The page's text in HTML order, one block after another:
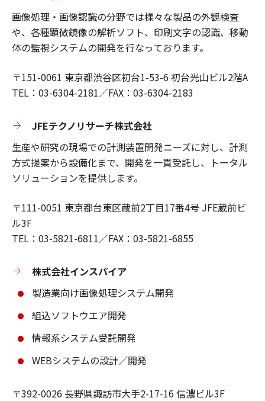
画像処理・画像認識の分野では様々な製品の外観検査
や、各種顕微鏡像の解析ソフト、印刷文字の認識、移動
体の監視システムの開発を行なっております。
〒151-0061 東京都渋谷区初台1-53-6 初台光山ビル2階A
TEL：03-6304-2181／FAX：03-6304-2183
JFEテクノリサーチ株式会社
生産や研究の現場での計測装置開発ニーズに対し、計測
方式提案から設備化まで、開発を一貫受託し、トータル
ソリューションを提供します。
〒111-0051 東京都台東区蔵前2丁目17番4号 JFE蔵前ビ
ル3F
TEL：03-5821-6811／FAX：03-5821-6855
株式会社インスパイア
製造業向け画像処理システム開発
組込ソフトウエア開発
情報系システム受託開発
WEBシステムの設計／開発
〒392-0026 長野県諏訪市大手2-17-16 信濃ビル3F